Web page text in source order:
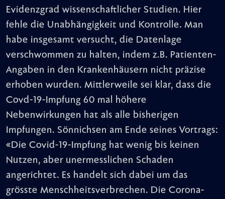
Evidenzgrad wissenschaftlicher Studien. Hier
fehle die Unabhängigkeit und Kontrolle. Man
habe insgesamt versucht, die Datenlage
verschwommen zu halten, indem z.B. Patienten-
Angaben in den Krankenhäusern nicht präzise
erhoben wurden. Mittlerweile sei klar, dass die
Covd-19-Impfung 60 mal höhere
Nebenwirkungen hat als alle bisherigen
Impfungen. Sönnichsen am Ende seines Vortrags:
«Die Covid-19-Impfung hat wenig bis keinen
Nutzen, aber unermesslichen Schaden
angerichtet. Es handelt sich dabei um das
grösste Menschheitsverbrechen. Die Corona-